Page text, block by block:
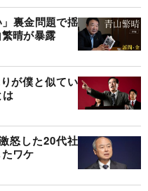
」裏金問題で揺
晴が暴露
が僕と似てい
は
怒した20代社
ワケ